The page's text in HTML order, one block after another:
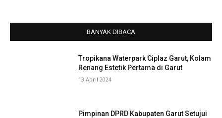
BANYAK DIBACA
Tropikana Waterpark Ciplaz Garut, Kolam
Renang Estetik Pertama di Garut
13 April 2024
Pimpinan DPRD Kabupaten Garut Setujui